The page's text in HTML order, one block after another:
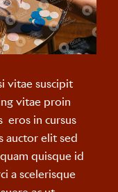
vitae suscipit
vitae proin
eros in cursus
auctor elit sed
quisque id
a scelerisque